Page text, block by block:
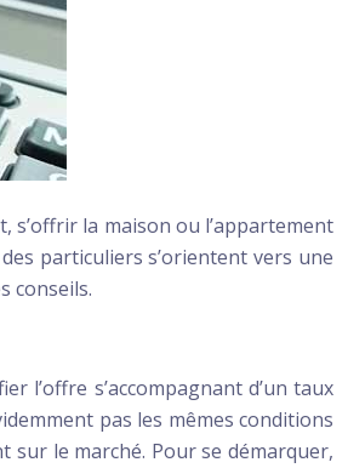
la maison ou l’appartement
particuliers s’orientent vers une
conseils.
l’offre s’accompagnant d’un taux
pas les mêmes conditions
sur le marché. Pour se démarquer,